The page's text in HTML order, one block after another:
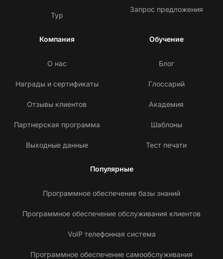
Тур
Запрос предложения
Компания
О нас
Награды и сертификаты
Отзывы клиентов
Партнерская программа
Выходные данные
Обучение
Блог
Глоссарий
Академия
Шаблоны
Тест печати
Популярные
Программное обеспечение базы знаний
Программное обеспечение обслуживания клиентов
VoIP телефонная система
Программное обеспечение самообслуживания